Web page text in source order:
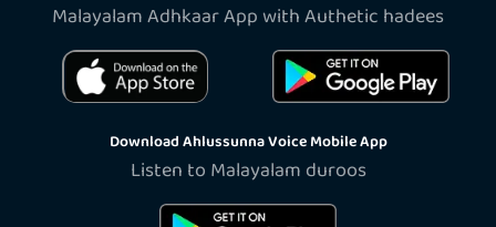
Malayalam Adhkaar App with Authetic hadees
Download Ahlussunna Voice Mobile App
Listen to Malayalam duroos